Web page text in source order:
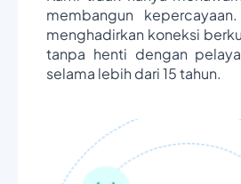
membangun
menghadirkan koneksi
tanpa henti dengan
selama lebih dari 15 tahun.